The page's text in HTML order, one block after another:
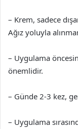
– Krem, sadece
Ağız yoluyla
– Uygulama
önemlidir.
– Günde 2-3 kez,
– Uygulama